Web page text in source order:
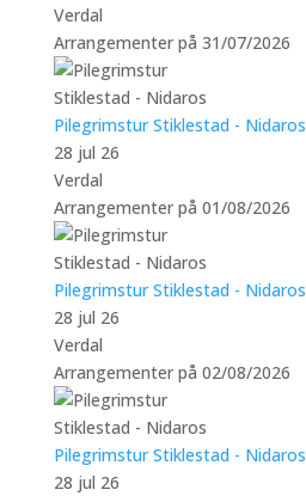
Verdal
Arrangementer på 31/07/2026
Pilegrimstur Stiklestad - Nidaros
28 jul 26
Verdal
Arrangementer på 01/08/2026
Pilegrimstur Stiklestad - Nidaros
28 jul 26
Verdal
Arrangementer på 02/08/2026
Pilegrimstur Stiklestad - Nidaros
28 jul 26